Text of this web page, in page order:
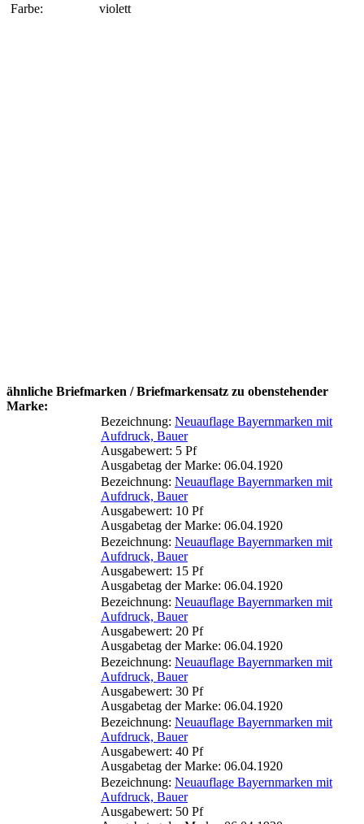
Farbe:
violett
ähnliche Briefmarken / Briefmarkensatz zu obenstehender
Marke:
Bezeichnung: Neuauflage Bayernmarken mit
Aufdruck, Bauer
Ausgabewert: 5 Pf
Ausgabetag der Marke: 06.04.1920
Bezeichnung: Neuauflage Bayernmarken mit
Aufdruck, Bauer
Ausgabewert: 10 Pf
Ausgabetag der Marke: 06.04.1920
Bezeichnung: Neuauflage Bayernmarken mit
Aufdruck, Bauer
Ausgabewert: 15 Pf
Ausgabetag der Marke: 06.04.1920
Bezeichnung: Neuauflage Bayernmarken mit
Aufdruck, Bauer
Ausgabewert: 20 Pf
Ausgabetag der Marke: 06.04.1920
Bezeichnung: Neuauflage Bayernmarken mit
Aufdruck, Bauer
Ausgabewert: 30 Pf
Ausgabetag der Marke: 06.04.1920
Bezeichnung: Neuauflage Bayernmarken mit
Aufdruck, Bauer
Ausgabewert: 40 Pf
Ausgabetag der Marke: 06.04.1920
Bezeichnung: Neuauflage Bayernmarken mit
Aufdruck, Bauer
Ausgabewert: 50 Pf